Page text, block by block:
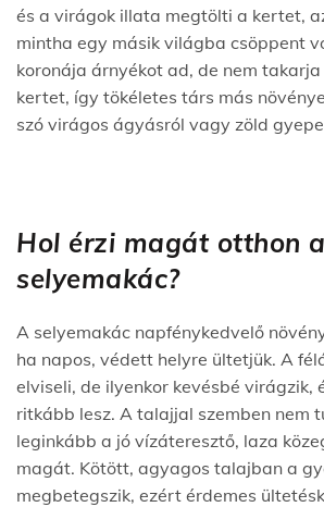
és a virágok illata megtölti a kertet,
mintha egy másik világba csöppent
koronája árnyékot ad, de nem
kertet, így tökéletes társ más
szó virágos ágyásról vagy zöld
Hol érzi magát otthon a
selyemakác?
A selyemakác napfénykedvelő
ha napos, védett helyre ültetjük. A
elviseli, de ilyenkor kevésbé virágzik,
ritkább lesz. A talajjal szemben nem
leginkább a jó vízáteresztő, laza
magát. Kötött, agyagos talajban a
megbetegszik, ezért érdemes